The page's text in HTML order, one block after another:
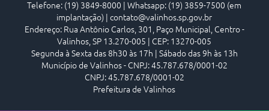
Telefone: (19) 3849-8000 | Whatsapp: (19) 3859-7500 (em
implantação) | contato@valinhos.sp.gov.br
Endereço: Rua Antônio Carlos, 301, Paço Municipal, Centro -
Valinhos, SP 13.270-005 | CEP: 13270-005
Segunda à Sexta das 8h30 às 17h | Sábado das 9h às 13h
Município de Valinhos - CNPJ: 45.787.678/0001-02
CNPJ: 45.787.678/0001-02
Prefeitura de Valinhos